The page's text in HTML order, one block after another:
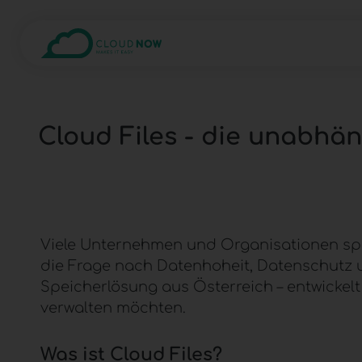
Cloud Files - die
Viele Unternehmen und Organisationen
die Frage nach Datenhoheit, Datenschutz
Speicherlösung aus Österreich –
verwalten möchten.
Was ist Cloud Files?